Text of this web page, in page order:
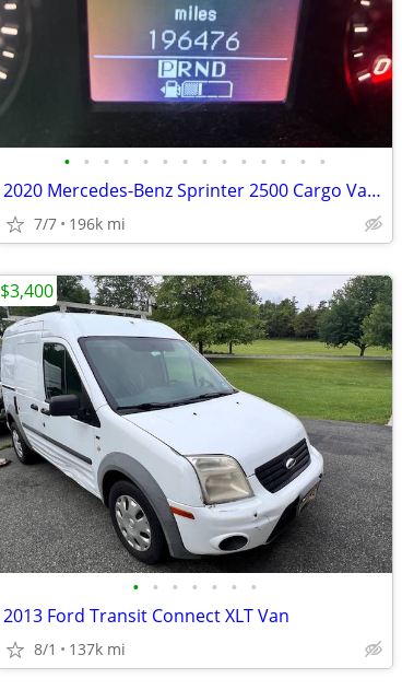
• • • • • • • • • • • • • •
2020 Mercedes-Benz Sprinter 2500 Cargo Van - Needs Repair - $6999 OBO
7/7 196k mi
• • • • • • •
2013 Ford Transit Connect XLT Van
8/1 137k mi
$3,400